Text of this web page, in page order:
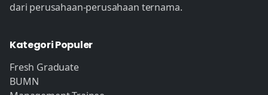
dari perusahaan-perusahaan ternama.
Kategori Populer
Fresh Graduate
BUMN